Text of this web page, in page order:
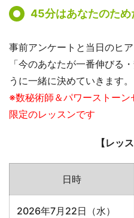
45分はあなたのため
事前アンケートと当日のヒア
「今のあなたが一番伸びる
うに一緒に決めていきます。
※数秘術師＆パワーストーン
限定のレッスンです
【レッ
日時
2026年7月22日（水）